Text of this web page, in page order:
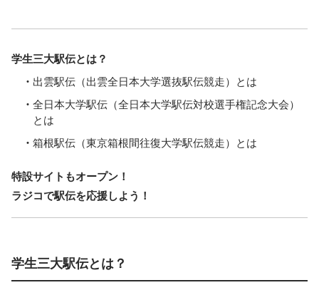
学生三大駅伝とは？
出雲駅伝（出雲全日本大学選抜駅伝競走）とは
全日本大学駅伝（全日本大学駅伝対校選手権記念大会）
とは
箱根駅伝（東京箱根間往復大学駅伝競走）とは
特設サイトもオープン！
ラジコで駅伝を応援しよう！
学生三大駅伝とは？